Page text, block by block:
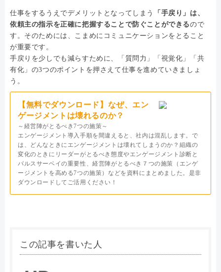
仕事をするうえでデメリットとなってしまう
「手戻り」は、
依頼主の指示を正確に把握することで防ぐことができるので
す。そのためには、こまめにコミュニケーションをとること
が重要です。
手戻りを少しでも減らすために、「質問力」「視覚化」「共
有化」の3つのポイントを押さえて仕事を進めていきましょ
う。
【無料でダウンロード】なぜ、エン
ゲージメントは壊れるのか？
～経営陣がとるべき7つの施策～
エンゲージメント導入手順を間違えると、社内は混乱します。で
は、どんなときにエンゲージメントは壊れてしまうのか？組織の
変化のときにリーダーがとるべき態度やエンゲージメント診断と
パルスサーベイの重要性、経営陣がとるべき７つの施策（エンゲ
ージメントを高める7つの施策）などを資料にまとめました。是非
ダウンロードしてご活用ください！
この記事を書いた人